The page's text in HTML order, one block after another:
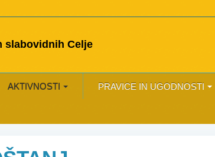
slabovidnih Celje
AKTIVNOSTI PRAVICE IN UGODNOSTI